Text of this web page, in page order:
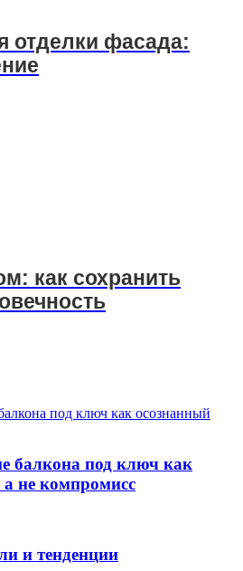
отделки фасада:
как сохранить
балкона под ключ как
не компромисс
и тенденции